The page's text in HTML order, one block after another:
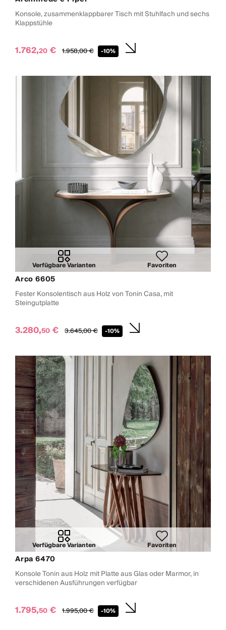
Konsole, zusammenklappbarer Tisch mit Stuhlfach und sechs
Klappstühle
1.762,20 € 1.958,00€ -10%
Verfügbare Varianten Favoriten
Arco 6605
Fester Konsolentisch aus Holz von Tonin Casa, mit
Steingutplatte
3.280,50 € 3.645,00€ -10%
Verfügbare Varianten Favoriten
Arpa 6470
Konsole Tonin aus Holz mit Platte aus Glas oder Marmor, in
verschidenen Ausführungen verfügbar
1.795,50 € 1.995,00€ -10%